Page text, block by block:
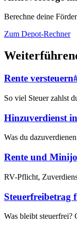
Berechne deine
Zum Depot-Rechner
Rente versteuern
So viel Steuer zahlst
Hinzuverdienst
Was du
Rente und
RV-Pflicht,
Steuerfreibetrag
Was bleibt steuerfrei?